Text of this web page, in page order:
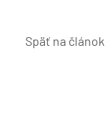
Späť na článok